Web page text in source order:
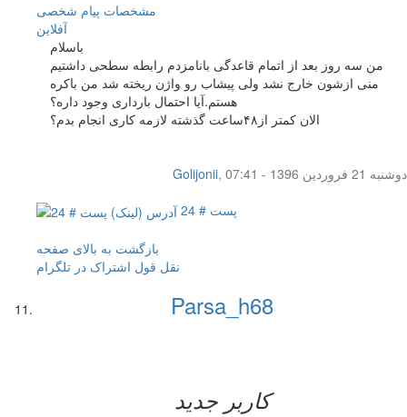
مشخصات پیام شخصی
آفلاين
باسلام
من سه روز بعد از اتمام قاعدگی بانامزدم رابطه سطحی داشتیم
منی ازشون خارج نشد ولی پیشاب رو واژن ریخته شد من باکره
هستم.آیا احتمال بارداری وجود داره؟
الان کمتر از۴۸ساعت گذشته لازمه کاری انجام بدم؟
Golijonii,
دوشنبه 21 فروردین 1396 - 07:41
پست # 24
بازگشت به بالای صفحه
نقل قول اشتراک در تلگرام
Parsa_h68
کاربر جدید